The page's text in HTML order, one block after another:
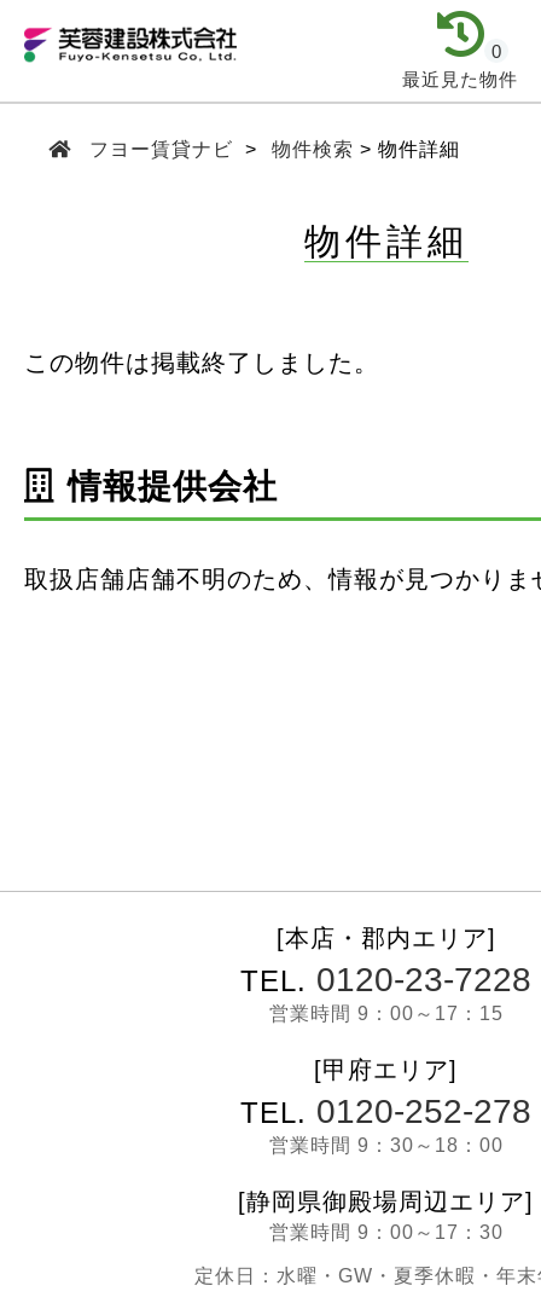
最近見た物件
0
フヨー賃貸ナビ 物件検索 物件詳細
物件詳細
この物件は掲載終了しました。
情報提供会社
取扱店舗店舗不明のため、情報が見つかりま
[本店・郡内エリア]
TEL. 0120-23-7228
営業時間 9：00～17：15
[甲府エリア]
TEL. 0120-252-278
営業時間 9：30～18：00
[静岡県御殿場周辺エリア]
営業時間 9：00～17：30
定休日：水曜・GW・夏季休暇・年末